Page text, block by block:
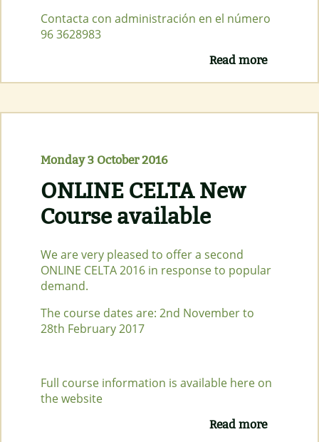
Contacta con administración en el número
96 3628983
Read moreabout
Monday 3 October 2016
ONLINE CELTA New
Course available
We are very pleased to offer a second
ONLINE CELTA 2016 in response to popular
demand.
The course dates are: 2nd November to
28th February 2017
Full course information is available here on
the website
Read moreabout